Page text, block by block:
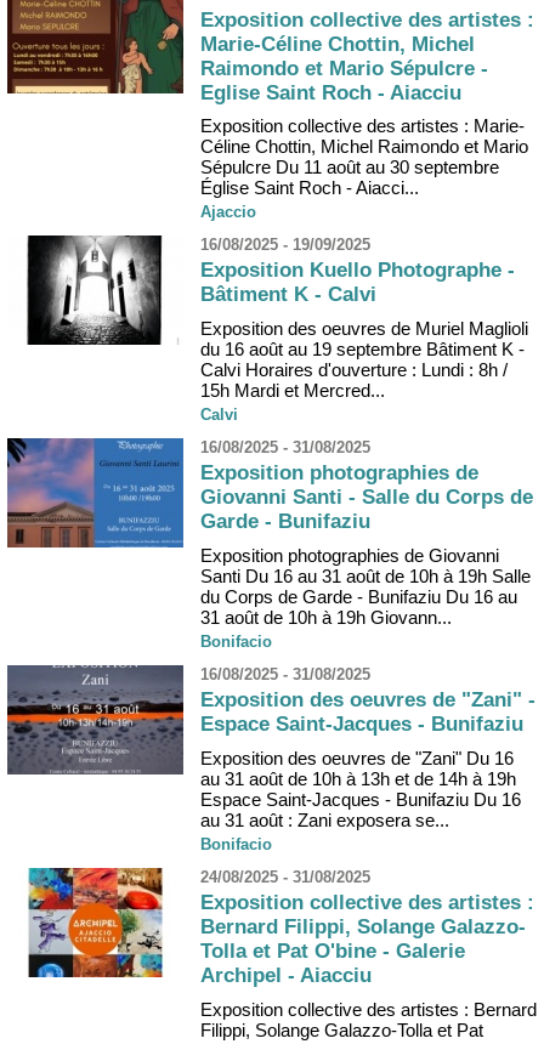
Exposition collective des artistes :
Marie-Céline Chottin, Michel
Raimondo et Mario Sépulcre -
Eglise Saint Roch - Aiacciu
Exposition collective des artistes : Marie-
Céline Chottin, Michel Raimondo et Mario
Sépulcre Du 11 août au 30 septembre
Église Saint Roch - Aiacci...
Ajaccio
16/08/2025 - 19/09/2025
Exposition Kuello Photographe -
Bâtiment K - Calvi
Exposition des oeuvres de Muriel Maglioli
du 16 août au 19 septembre Bâtiment K -
Calvi Horaires d'ouverture : Lundi : 8h /
15h Mardi et Mercred...
Calvi
16/08/2025 - 31/08/2025
Exposition photographies de
Giovanni Santi - Salle du Corps de
Garde - Bunifaziu
Exposition photographies de Giovanni
Santi Du 16 au 31 août de 10h à 19h Salle
du Corps de Garde - Bunifaziu Du 16 au
31 août de 10h à 19h Giovann...
Bonifacio
16/08/2025 - 31/08/2025
Exposition des oeuvres de "Zani" -
Espace Saint-Jacques - Bunifaziu
Exposition des oeuvres de "Zani" Du 16
au 31 août de 10h à 13h et de 14h à 19h
Espace Saint-Jacques - Bunifaziu Du 16
au 31 août : Zani exposera se...
Bonifacio
24/08/2025 - 31/08/2025
Exposition collective des artistes :
Bernard Filippi, Solange Galazzo-
Tolla et Pat O'bine - Galerie
Archipel - Aiacciu
Exposition collective des artistes : Bernard
Filippi, Solange Galazzo-Tolla et Pat